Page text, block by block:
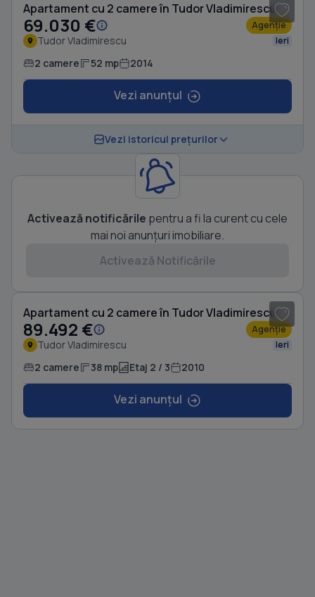
Apartament cu 2 camere în Tudor Vladimirescu
69.030 € Agenție
Tudor Vladimirescu Ieri
2 camere 52 mp 2014
Vezi anunțul
Vezi istoricul prețurilor
Activează notificările pentru a fi la curent cu cele
mai noi anunțuri imobiliare.
Activează Notificările
Apartament cu 2 camere în Tudor Vladimirescu
89.492 € Agenție
Tudor Vladimirescu Ieri
2 camere 38 mp Etaj 2 / 3 2010
Vezi anunțul